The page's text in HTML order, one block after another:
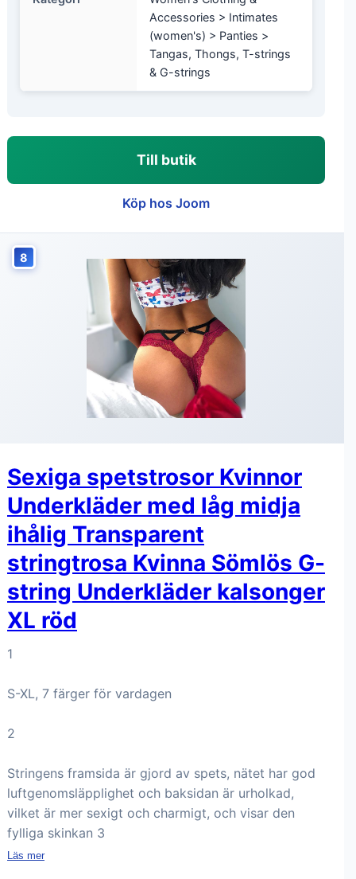
Accessories > Intimates
(women's) > Panties >
Tangas, Thongs, T-strings
& G-strings
Till butik
Köp hos Joom
8
Sexiga spetstrosor Kvinnor
Underkläder med låg midja
ihålig Transparent
stringtrosa Kvinna Sömlös G-
string Underkläder kalsonger
XL röd
1
S-XL, 7 färger för vardagen
2
Stringens framsida är gjord av spets, nätet har god
luftgenomsläpplighet och baksidan är urholkad,
vilket är mer sexigt och charmigt, och visar den
fylliga skinkan 3
Läs mer